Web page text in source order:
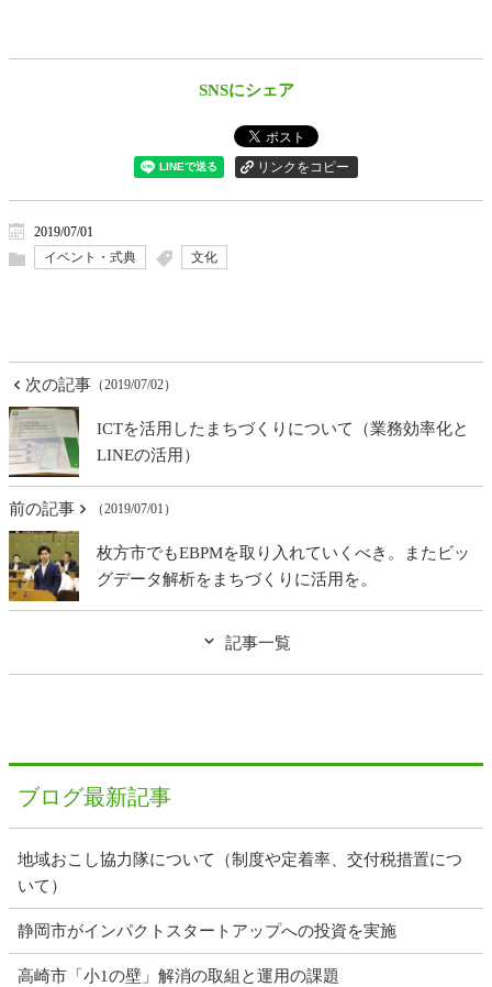
SNSにシェア
2019/07/01
イベント・式典
文化
次の記事 （2019/07/02）
ICTを活用したまちづくりについて（業務効率化と
LINEの活用）
前の記事 （2019/07/01）
枚方市でもEBPMを取り入れていくべき。またビッ
グデータ解析をまちづくりに活用を。
記事一覧
ブログ最新記事
地域おこし協力隊について（制度や定着率、交付税措置につ
いて）
静岡市がインパクトスタートアップへの投資を実施
高崎市「小1の壁」解消の取組と運用の課題